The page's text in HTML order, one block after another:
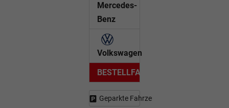
Mercedes-
Benz
Volkswagen
BESTELLFAHRZEUG
Geparkte Fahrzeuge (